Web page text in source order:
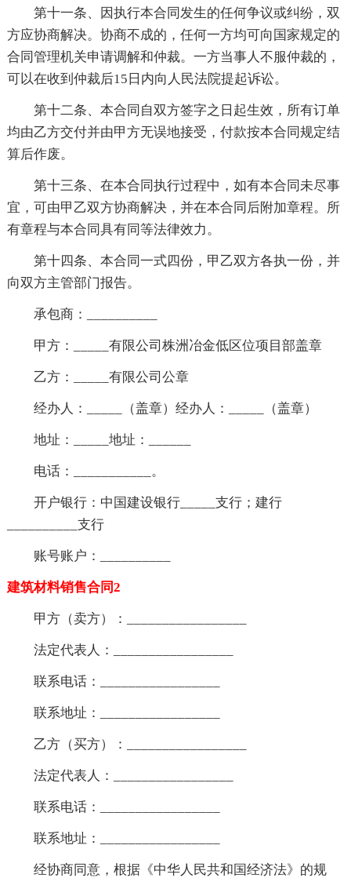
第十一条、因执行本合同发生的任何争议或纠纷，双
方应协商解决。协商不成的，任何一方均可向国家规定的
合同管理机关申请调解和仲裁。一方当事人不服仲裁的，
可以在收到仲裁后15日内向人民法院提起诉讼。
第十二条、本合同自双方签字之日起生效，所有订单
均由乙方交付并由甲方无误地接受，付款按本合同规定结
算后作废。
第十三条、在本合同执行过程中，如有本合同未尽事
宜，可由甲乙双方协商解决，并在本合同后附加章程。所
有章程与本合同具有同等法律效力。
第十四条、本合同一式四份，甲乙双方各执一份，并
向双方主管部门报告。
承包商：__________
甲方：_____有限公司株洲冶金低区位项目部盖章
乙方：_____有限公司公章
经办人：_____（盖章）经办人：_____（盖章）
地址：_____地址：______
电话：___________。
开户银行：中国建设银行_____支行；建行
__________支行
账号账户：__________
建筑材料销售合同2
甲方（卖方）：_________________
法定代表人：_________________
联系电话：_________________
联系地址：_________________
乙方（买方）：_________________
法定代表人：_________________
联系电话：_________________
联系地址：_________________
经协商同意，根据《中华人民共和国经济法》的规